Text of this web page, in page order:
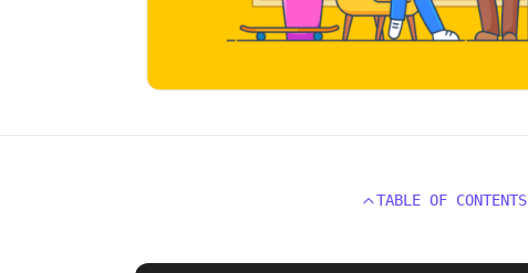
TABLE OF CONTENTS